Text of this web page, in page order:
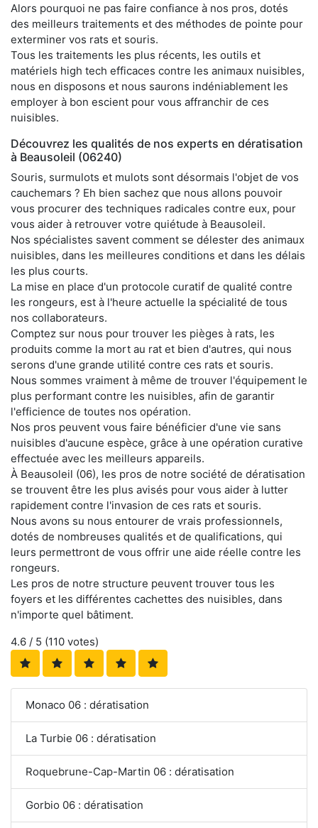
Alors pourquoi ne pas faire confiance à nos pros, dotés
des meilleurs traitements et des méthodes de pointe pour
exterminer vos rats et souris.
Tous les traitements les plus récents, les outils et
matériels high tech efficaces contre les animaux nuisibles,
nous en disposons et nous saurons indéniablement les
employer à bon escient pour vous affranchir de ces
nuisibles.
Découvrez les qualités de nos experts en dératisation
à Beausoleil (06240)
Souris, surmulots et mulots sont désormais l'objet de vos
cauchemars ? Eh bien sachez que nous allons pouvoir
vous procurer des techniques radicales contre eux, pour
vous aider à retrouver votre quiétude à Beausoleil.
Nos spécialistes savent comment se délester des animaux
nuisibles, dans les meilleures conditions et dans les délais
les plus courts.
La mise en place d'un protocole curatif de qualité contre
les rongeurs, est à l'heure actuelle la spécialité de tous
nos collaborateurs.
Comptez sur nous pour trouver les pièges à rats, les
produits comme la mort au rat et bien d'autres, qui nous
serons d'une grande utilité contre ces rats et souris.
Nous sommes vraiment à même de trouver l'équipement le
plus performant contre les nuisibles, afin de garantir
l'efficience de toutes nos opération.
Nos pros peuvent vous faire bénéficier d'une vie sans
nuisibles d'aucune espèce, grâce à une opération curative
effectuée avec les meilleurs appareils.
À Beausoleil (06), les pros de notre société de dératisation
se trouvent être les plus avisés pour vous aider à lutter
rapidement contre l'invasion de ces rats et souris.
Nous avons su nous entourer de vrais professionnels,
dotés de nombreuses qualités et de qualifications, qui
leurs permettront de vous offrir une aide réelle contre les
rongeurs.
Les pros de notre structure peuvent trouver tous les
foyers et les différentes cachettes des nuisibles, dans
n'importe quel bâtiment.
4.6 / 5 (110 votes)
Monaco 06 : dératisation
La Turbie 06 : dératisation
Roquebrune-Cap-Martin 06 : dératisation
Gorbio 06 : dératisation